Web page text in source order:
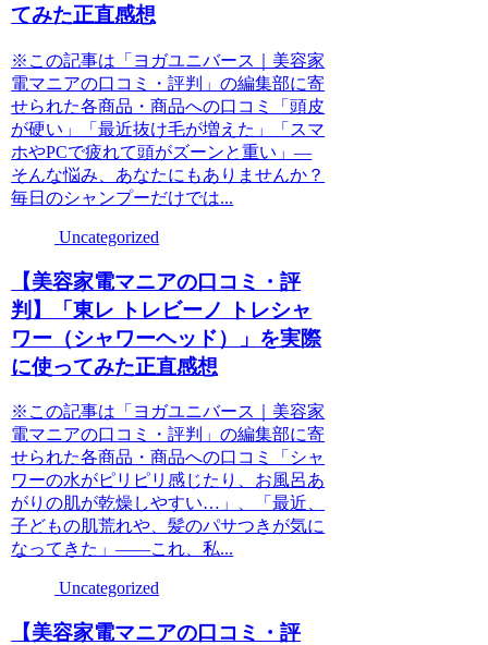
てみた正直感想
※この記事は「ヨガユニバース｜美容家
電マニアの口コミ・評判」の編集部に寄
せられた各商品・商品への口コミ「頭皮
が硬い」「最近抜け毛が増えた」「スマ
ホやPCで疲れて頭がズーンと重い」―
そんな悩み、あなたにもありませんか？
毎日のシャンプーだけでは...
Uncategorized
【美容家電マニアの口コミ・評
判】「東レ トレビーノ トレシャ
ワー（シャワーヘッド）」を実際
に使ってみた正直感想
※この記事は「ヨガユニバース｜美容家
電マニアの口コミ・評判」の編集部に寄
せられた各商品・商品への口コミ「シャ
ワーの水がピリピリ感じたり、お風呂あ
がりの肌が乾燥しやすい…」、「最近、
子どもの肌荒れや、髪のパサつきが気に
なってきた」――これ、私...
Uncategorized
【美容家電マニアの口コミ・評